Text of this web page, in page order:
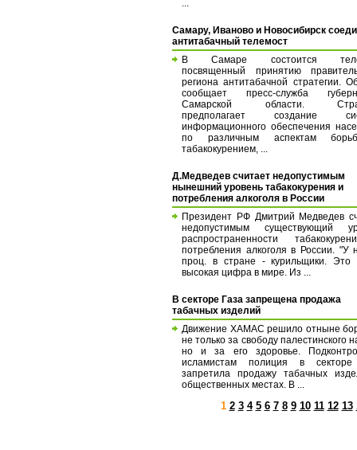
Самару, Иваново и Новосибирск
антитабачный телемост
В Самаре состоится
посвященный принятию
региона антитабачной стратегии.
сообщает пресс-служба
Самарской области.
предполагает создание
информационного обеспечения
по различным аспектам
табакокурением, ...
Д.Медведев считает недопустимым
нынешний уровень табакокурения и
потребления алкоголя в России
Президент РФ Дмитрий Медведев
недопустимым существующий
распространенности
потребления алкоголя в России. "У
проц. в стране - курильщики. Это
высокая цифра в мире. Из ...
В секторе Газа запрещена продажа
табачных изделий
Движение ХАМАС решило отныне
не только за свободу палестинского
но и за его здоровье.
исламистам полиция в
запретила продажу табачных
общественных местах. В ...
1 2 3 4 5 6 7 8 9 10 11 12 13